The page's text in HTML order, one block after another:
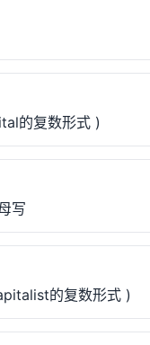
的复数形式 )
写
的复数形式 )